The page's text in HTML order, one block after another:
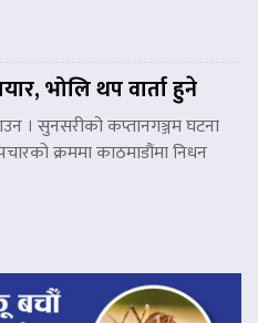
भोलि थप वार्ता हुने
। सुनसरीको कप्तानगञ्जम घटना
क्रममा काठमाडौंमा निधन